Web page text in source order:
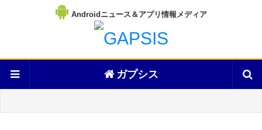
Androidニュース＆アプリ情報メディア
ガプシス